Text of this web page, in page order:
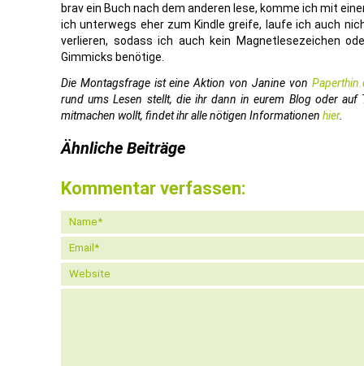
brav ein Buch nach dem anderen lese, komme ich mit
ich unterwegs eher zum Kindle greife, laufe ich auch
verlieren, sodass ich auch kein Magnetlesezeichen
Gimmicks benötige.
Die Montagsfrage ist eine Aktion von Janine von
rund ums Lesen stellt, die ihr dann in eurem Blog oder auf
mitmachen wollt, findet ihr alle nötigen Informationen hier.
Ähnliche Beiträge
Kommentar verfassen: